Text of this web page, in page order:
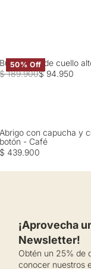
50% Off
Buzo tejido de cuello
$ 189.900$ 94.950
Abrigo con capucha y
botón - Café
$ 439.900
¡Aprovecha
Newsletter!
Obtén un 25% de
conocer nuestros